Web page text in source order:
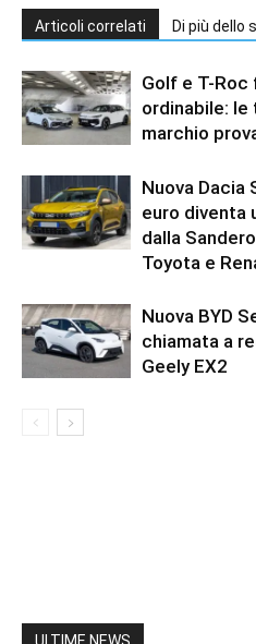
Articoli correlati Di più dello
Golf e T-Roc
ordinabile: le
marchio
Nuova Dacia
euro diventa
dalla
Toyota e
Nuova BYD
chiamata a
Geely EX2
ULTIME NEWS